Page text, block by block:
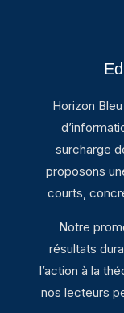
Horizon
surcharge
proposons
courts,
Notre
résultats
l’action à la
nos lecteurs